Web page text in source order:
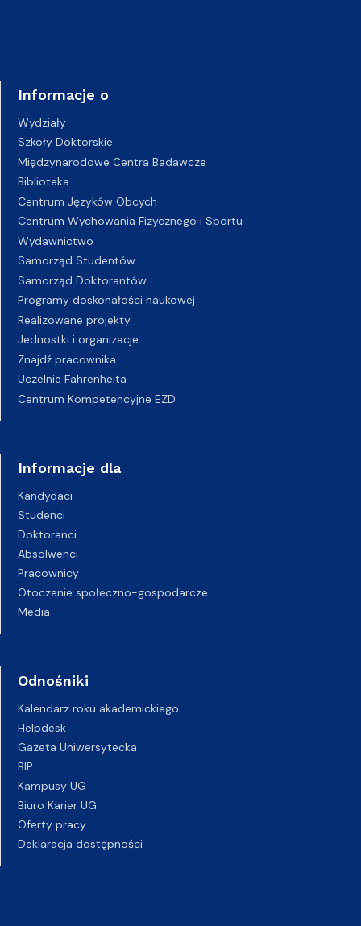
Informacje o
Wydziały
Szkoły Doktorskie
Międzynarodowe Centra Badawcze
Biblioteka
Centrum Języków Obcych
Centrum Wychowania Fizycznego i Sportu
Wydawnictwo
Samorząd Studentów
Samorząd Doktorantów
Programy doskonałości naukowej
Realizowane projekty
Jednostki i organizacje
Znajdź pracownika
Uczelnie Fahrenheita
Centrum Kompetencyjne EZD
Informacje dla
Kandydaci
Studenci
Doktoranci
Absolwenci
Pracownicy
Otoczenie społeczno-gospodarcze
Media
Odnośniki
Kalendarz roku akademickiego
Helpdesk
Gazeta Uniwersytecka
BIP
Kampusy UG
Biuro Karier UG
Oferty pracy
Deklaracja dostępności